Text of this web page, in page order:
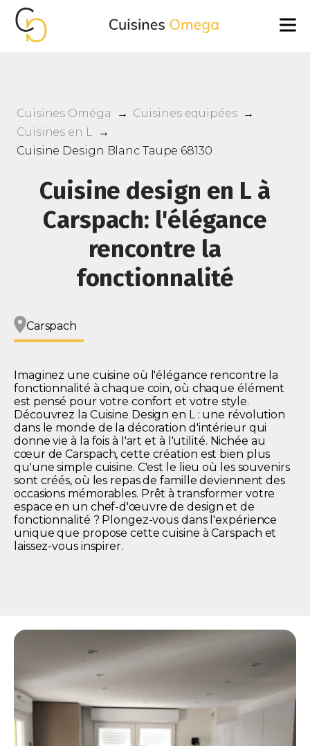
Cuisines Oméga → Cuisines equipées →
Cuisines en L →
Cuisine Design Blanc Taupe 68130
Cuisine design en L à
Carspach: l'élégance
rencontre la
fonctionnalité
Carspach
Imaginez une cuisine où l'élégance rencontre la
fonctionnalité à chaque coin, où chaque élément
est pensé pour votre confort et votre style.
Découvrez la Cuisine Design en L : une révolution
dans le monde de la décoration d'intérieur qui
donne vie à la fois à l'art et à l'utilité. Nichée au
cœur de Carspach, cette création est bien plus
qu'une simple cuisine. C'est le lieu où les souvenirs
sont créés, où les repas de famille deviennent des
occasions mémorables. Prêt à transformer votre
espace en un chef-d'œuvre de design et de
fonctionnalité ? Plongez-vous dans l'expérience
unique que propose cette cuisine à Carspach et
laissez-vous inspirer.